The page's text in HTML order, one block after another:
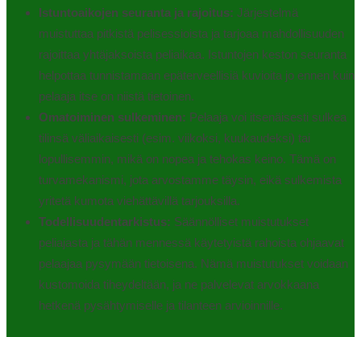
Istuntoaikojen seuranta ja rajoitus: Järjestelmä
muistuttaa pitkistä pelisessioista ja tarjoaa mahdollisuuden
rajoittaa yhtäjaksoista peliaikaa. Istuntojen keston seuranta
helpottaa tunnistamaan epäterveellisiä kuvioita jo ennen kuin
pelaaja itse on niistä tietoinen.
Omatoiminen sulkeminen: Pelaaja voi itsenäisesti sulkea
tilinsä väliaikaisesti (esim. viikoksi, kuukaudeksi) tai
lopullisemmin, mikä on nopea ja tehokas keino. Tämä on
turvamekanismi, jota arvostamme täysin, eikä sulkemista
yritetä kumota viehättävillä tarjouksilla.
Todellisuudentarkistus: Säännölliset muistutukset
peliajasta ja tähän mennessä käytetyistä rahoista ohjaavat
pelaajaa pysymään tietoisena. Nämä muistutukset voidaan
kustomoida tiheydeltään, ja ne palvelevat arvokkaana
hetkenä pysähtymiselle ja tilanteen arvioinnille.